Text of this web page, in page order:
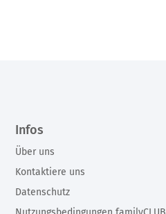
Infos
Über uns
Kontaktiere uns
Datenschutz